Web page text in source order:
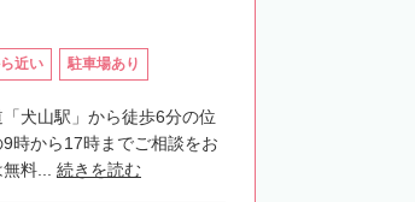
近い 駐車場あり
犬山駅」から徒歩6分の位
時から17時までご相談をお
料... 続きを読む